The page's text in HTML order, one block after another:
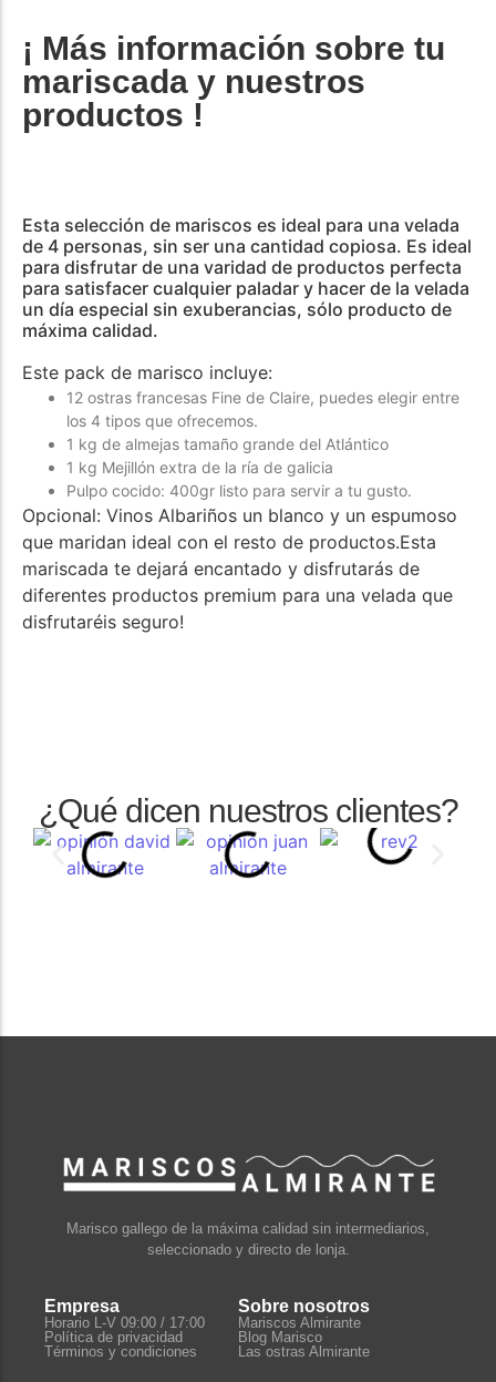
¡ Más información sobre tu
mariscada y nuestros
productos !
Esta selección de mariscos es ideal para una velada
de 4 personas, sin ser una cantidad copiosa. Es ideal
para disfrutar de una varidad de productos perfecta
para satisfacer cualquier paladar y hacer de la velada
un día especial sin exuberancias, sólo producto de
máxima calidad.
Este pack de marisco incluye:
12 ostras francesas Fine de Claire, puedes elegir entre
los 4 tipos que ofrecemos.
1 kg de almejas tamaño grande del Atlántico
1 kg Mejillón extra de la ría de galicia
Pulpo cocido: 400gr listo para servir a tu gusto.
Opcional: Vinos Albariños un blanco y un espumoso
que maridan ideal con el resto de productos.Esta
mariscada te dejará encantado y disfrutarás de
diferentes productos premium para una velada que
disfrutaréis seguro!
¿Qué dicen nuestros clientes?
Marisco gallego de la máxima calidad sin intermediarios,
seleccionado y directo de lonja.
Empresa
Horario L-V 09:00 / 17:00
Política de privacidad
Términos y condiciones
Sobre nosotros
Mariscos Almirante
Blog Marisco
Las ostras Almirante